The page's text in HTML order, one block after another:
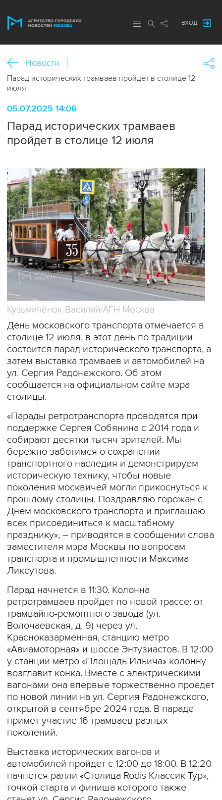
ВХОД
Новости
Парад исторических трамваев пройдет в столице 12
июля
05.07.2025 14:06
Парад исторических трамваев
пройдет в столице 12 июля
Кузьмичёнок Василий/АГН Москва
День московского транспорта отмечается в
столице 12 июля, в этот день по традиции
состоится парад исторического транспорта, а
затем выставка трамваев и автомобилей на
ул. Сергия Радонежского. Об этом
сообщается на официальном сайте мэра
столицы.
«Парады ретротранспорта проводятся при
поддержке Сергея Собянина с 2014 года и
собирают десятки тысяч зрителей. Мы
бережно заботимся о сохранении
транспортного наследия и демонстрируем
историческую технику, чтобы новые
поколения москвичей могли прикоснуться к
прошлому столицы. Поздравляю горожан с
Днем московского транспорта и приглашаю
всех присоединиться к масштабному
празднику», – приводятся в сообщении слова
заместителя мэра Москвы по вопросам
транспорта и промышленности Максима
Ликсутова.
Парад начнется в 11:30. Колонна
ретротрамваев пройдет по новой трассе: от
трамвайно-ремонтного завода (ул.
Волочаевская, д. 9) через ул.
Красноказарменная, станцию метро
«Авиамоторная» и шоссе Энтузиастов. В 12:00
у станции метро «Площадь Ильича» колонну
возглавит конка. Вместе с электрическими
вагонами она впервые торжественно проедет
по новой линии на ул. Сергия Радонежского,
открытой в сентябре 2024 года. В параде
примет участие 16 трамваев разных
поколений.
Выставка исторических вагонов и
автомобилей пройдет с 12:00 до 18:00. В 12:20
начнется ралли «Столица Rodis Классик Тур»,
точкой старта и финиша которого также